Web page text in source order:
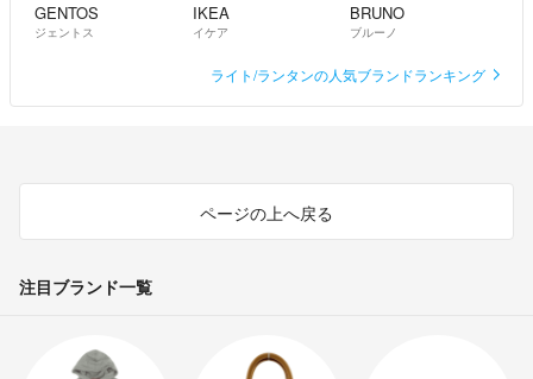
GENTOS
ジェントス
IKEA
イケア
BRUNO
ブルーノ
ライト/ランタンの人気ブランドランキング
ページの上へ戻る
注目ブランド一覧